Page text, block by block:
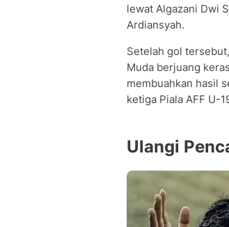
lewat Algazani Dwi
Ardiansyah.
Setelah gol
Muda berjuang
membuahkan hasil
ketiga Piala AFF U-
Ulangi